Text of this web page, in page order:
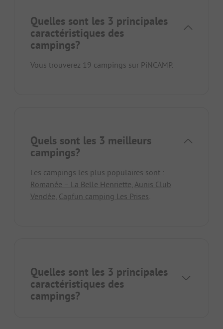
Quelles sont les 3 principales
caractéristiques des
campings?
Vous trouverez 19 campings sur PiNCAMP.
Quels sont les 3 meilleurs
campings?
Les campings les plus populaires sont :
Romanée – La Belle Henriette Aunis Club
Vendée Capfun camping Les Prises
Quelles sont les 3 principales
caractéristiques des
campings?